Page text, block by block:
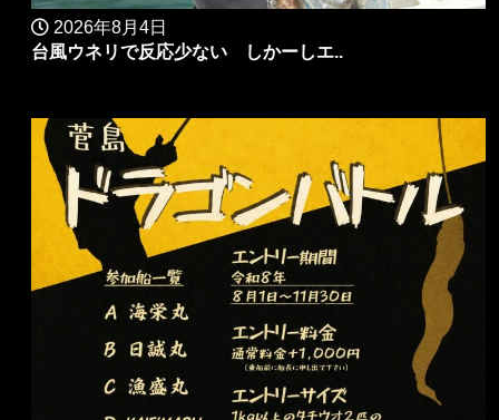
2026年8月4日
台風ウネリで反応少ない しかーしエ..